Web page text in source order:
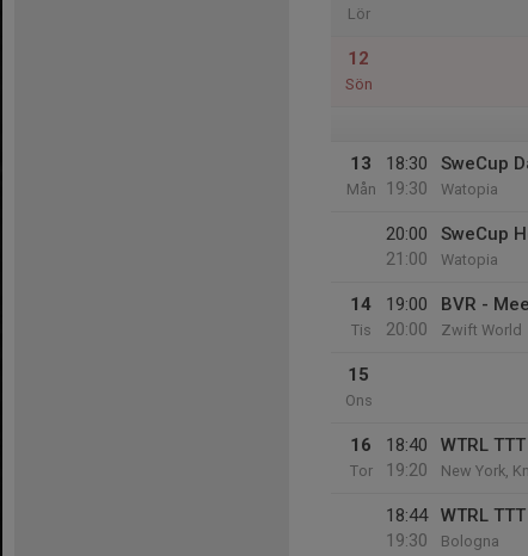
Lör
12
Sön
13
Mån
18:30
19:30
SweCup
Watopia
20:00
21:00
SweCup
Watopia
14
Tis
19:00
20:00
BVR -
Zwift World
15
Ons
16
Tor
18:40
19:20
WTRL
New York,
18:44
19:30
WTRL
Bologna